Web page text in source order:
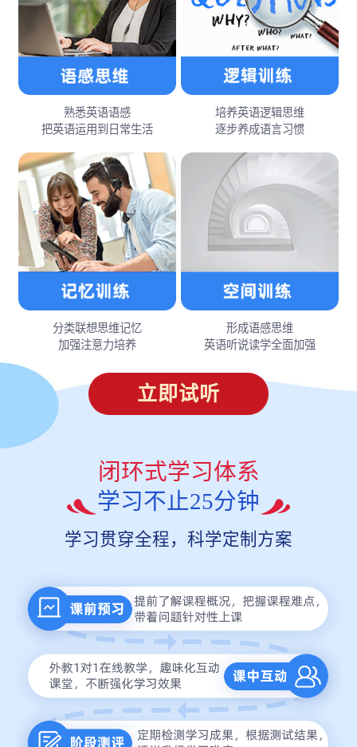
熟悉英语语感
把英语运用到日常生活
培养英语逻辑思维
逐步养成语言习惯
分类联想思维记忆
加强注意力培养
形成语感思维
英语听说读学全面加强
立即试听
闭环式学习体系
学习不止25分钟
学习贯穿全程，科学定制方案